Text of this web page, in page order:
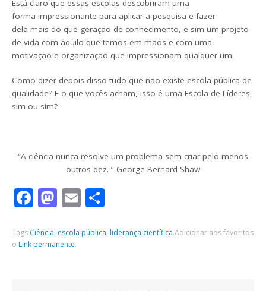
Está claro que essas escolas descobriram uma
forma impressionante para aplicar a pesquisa e fazer
dela mais do que geração de conhecimento, e sim um projeto
de vida com aquilo que temos em mãos e com uma
motivação e organização que impressionam qualquer um.
Como dizer depois disso tudo que não existe escola pública de
qualidade? E o que vocês acham, isso é uma Escola de Líderes,
sim ou sim?
“A ciência nunca resolve um problema sem criar pelo menos
outros dez. ” George Bernard Shaw
Facebook
Mastodon
Email
Tags Ciência, escola pública, liderança científica.Adicionar aos favoritos
o Link permanente.